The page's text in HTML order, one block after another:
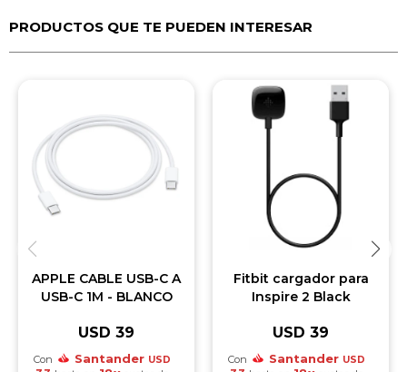
PRODUCTOS QUE TE PUEDEN INTERESAR
APPLE CABLE USB-C A
USB-C 1M - BLANCO
USD 39
Con Santander USD
Fitbit cargador para
Inspire 2 Black
USD 39
Con Santander USD